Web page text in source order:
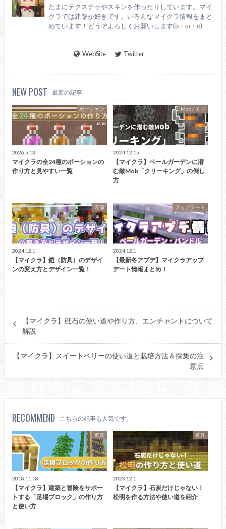
たまにテクスチャやスキンを作ったりしています。マイ
クラでは建築が好きです。いろんなマイクラ情報をまと
めています！どうぞよろしくお願いします(o・ω・o)
WebSite Twitter
NEW POST 最新の記事
ポーション
2026.5.13
マイクラの全24種のポーションの
作り方と見やすい一覧
Mob / モブ
2024.12.15
【マイクラ】ペールガーデンに潜
む敵Mob「クリーキング」の倒し
方
装備
2024.12.1
【マイクラ】鎧（防具）のデザイ
ンの変え方とデザイン一覧！
アップデート
2024.12.1
【最新冬アプデ】マイクラアップ
デート情報まとめ！
【マイクラ】砥石の使い道や作り方、エンチャントについて
解説
【マイクラ】スイートベリーの使い道と栽培方法＆採集の注
意点
RECOMMEND こちらの記事も人気です。
道具
2018.11.18
【マイクラ】建築と冒険をサポー
トする「足場ブロック」の作り方
と使い方
道具
2023.12.1
【マイクラ】石炭だけじゃない！
松明を作る方法や使い道を紹介